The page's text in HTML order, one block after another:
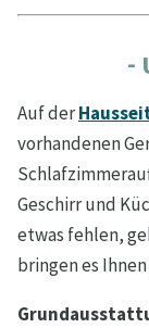
-
Auf der
vorhandenen
Geschirr und
etwas fehlen,
bringen es